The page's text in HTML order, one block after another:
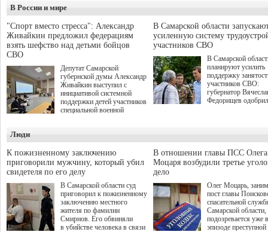
В России и мире
"Спорт вместо стресса": Александр
Живайкин предложил федерациям
взять шефство над детьми бойцов
СВО
Депутат Самарской
губернской думы Александр
Живайкин выступил с
инициативой системной
поддержки детей участников
специальной военной
"Помощь фронту и семьям
участников СВО", которая
прошла в Отрадном 7
августа.
В Самарской области
усиленную систему
участников СВО
В Самарской
планируют усилить
поддержку
участников СВО:
губернатор
Федорищев
на трудоустройство
спокойную
мирной жизни.
Люди
К пожизненному заключению
приговорили мужчину, который убил
свидетеля по его делу
В Самарской области суд
приговорил к пожизненному
заключению местного
жителя по фамилии
Смирнов. Его обвиняли
в убийстве человека в связи
В отношении главы ПСС Олега
Моцаря возбудили третье
дело
Олег Моцарь,
пост главы
спасательной
Самарской области,
подозревается уже
эпизоде преступной